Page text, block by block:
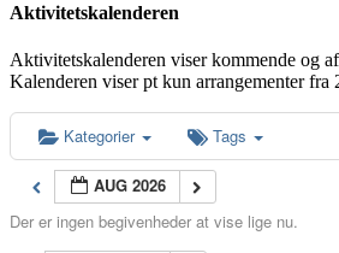
Aktivitetskalenderen
Aktivitetskalenderen viser kommende og
Kalenderen viser pt kun arrangementer fra
Kategorier Tags
AUG 2026
Der er ingen begivenheder at vise lige nu.